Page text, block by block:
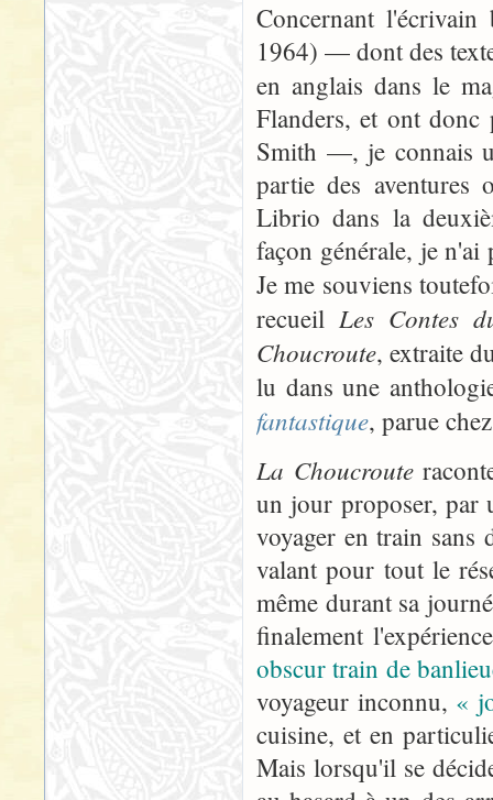
Concernant
1964) — dont des
en anglais dans le
Flanders, et ont
Smith —, je connais
partie des aventures
Librio dans la
façon générale, je n'ai
Je me souviens
recueilLes Contes
Choucroute, extraite
lu dans une
fantastique, parue
La Choucroute
un jour proposer, par
voyager en train sans
valant pour tout le
même durant sa
finalement
obscur train de
voyageur inconnu, «
cuisine, et en
Mais lorsqu'il se